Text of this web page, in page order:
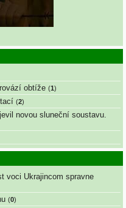
obtíže (1)
(2)
novou sluneční soustavu.
voci Ukrajincom spravne
(0)